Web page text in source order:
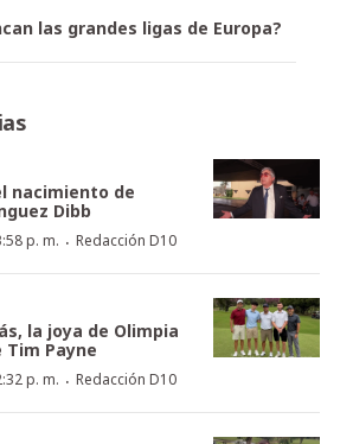
las grandes ligas de Europa?
nacimiento de
Dibb
p. m. · Redacción D10
la joya de Olimpia
Payne
p. m. · Redacción D10